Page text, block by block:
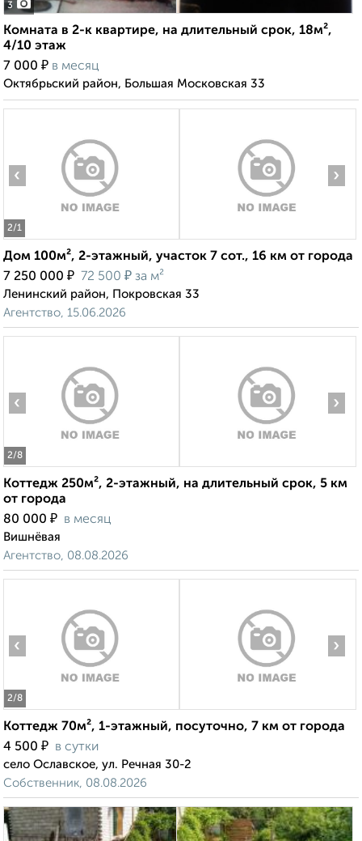
3
Комната в 2-к квартире, на длительный срок, 18м²,
4/10 этаж
7 000 ₽ в месяц
Октябрьский район, Большая Московская 33
2/1
‹ ›
Дом 100м², 2-этажный, участок 7 сот., 16 км от города
7 250 000 ₽ 72 500 ₽ за м²
Ленинский район, Покровская 33
Агентство, 15.06.2026
2/8
‹ ›
Коттедж 250м², 2-этажный, на длительный срок, 5 км
от города
80 000 ₽ в месяц
Вишнёвая
Агентство, 08.08.2026
2/8
‹ ›
Коттедж 70м², 1-этажный, посуточно, 7 км от города
4 500 ₽ в сутки
село Ославское, ул. Речная 30-2
Собственник, 08.08.2026